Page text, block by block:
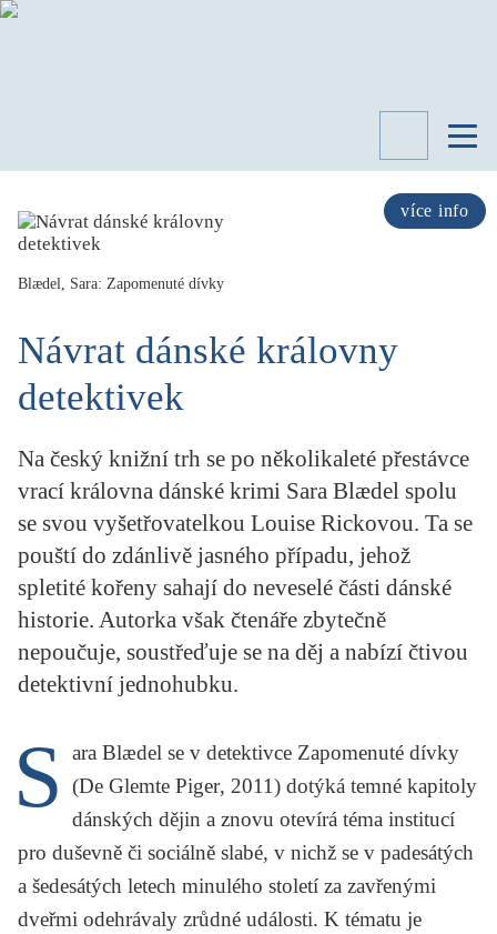
více info
LITERATURY
PŘEHLED
PORTRÉT
KRITIKA PŘEKLADU
UKÁZKA
SLOUPEK
ILIGLOSA
Blædel, Sara: Zapomenuté dívky
Návrat dánské královny
detektivek
Na český knižní trh se po několikaleté přestávce
vrací královna dánské krimi Sara Blædel spolu
se svou vyšetřovatelkou Louise Rickovou. Ta se
pouští do zdánlivě jasného případu, jehož
spletité kořeny sahají do neveselé části dánské
historie. Autorka však čtenáře zbytečně
nepoučuje, soustřeďuje se na děj a nabízí čtivou
detektivní jednohubku.
S ara Blædel se v detektivce Zapomenuté dívky
(De Glemte Piger, 2011) dotýká temné kapitoly
dánských dějin a znovu otevírá téma institucí
pro duševně či sociálně slabé, v nichž se v padesátých
a šedesátých letech minulého století za zavřenými
dveřmi odehrávaly zrůdné události. K tématu je